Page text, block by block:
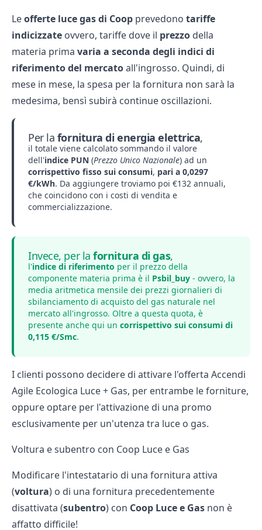
Leofferte luce gasdi Coop prevedono tariffe
indicizzate ovvero, tariffe dove il prezzo della
materia prima varia a seconda degli indici di
riferimento del mercatoall'ingrosso. Quindi, di
mese in mese, la spesa per la fornitura non sarà la
medesima, bensì subirà continue oscillazioni.
Per la fornitura di energia elettrica,
il totale viene calcolato sommando il valore
dell'indice PUN (Prezzo Unico Nazionale) ad un
corrispettivo fisso sui consumi, pari a 0,0297
€/kWh. Da aggiungere troviamo poi €132 annuali,
che coincidono con i costi di vendita e
commercializzazione.
Invece, per lafornitura di gas,
l'indice di riferimento per il prezzo della
componente materia prima è il Psbil_buy - ovvero, la
media aritmetica mensile dei prezzi giornalieri di
sbilanciamento di acquisto del gas naturale nel
mercato all'ingrosso. Oltre a questa quota, è
presente anche qui un corrispettivo sui consumi di
0,115 €/Smc.
I clienti possono decidere di attivare l'offerta Accendi
Agile Ecologica Luce + Gas, per entrambe le forniture,
oppure optare per l'attivazione di una promo
esclusivamente per un'utenza tra luce o gas.
Voltura e subentro con Coop Luce e Gas
Modificare l'intestatario di una fornitura attiva
(voltura) o di una fornitura precedentemente
disattivata (subentro) con Coop Lucee Gas non è
affatto difficile!